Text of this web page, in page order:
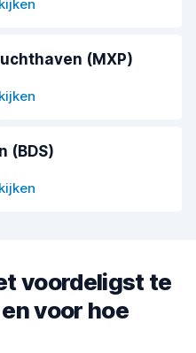
(MXP)
(BDS)
voordeligst te
voor hoe